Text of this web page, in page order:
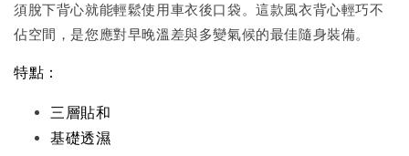
須脫下背心就能輕鬆使用車衣後口袋。這款風衣背心輕巧不
佔空間，是您應對早晚溫差與多變氣候的最佳隨身裝備。
特點：
三層貼和
基礎透濕